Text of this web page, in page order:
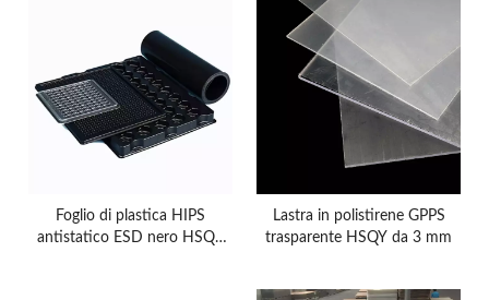
Foglio di plastica HIPS
antistatico ESD nero HSQY
Lastra in polistirene GPPS
trasparente HSQY da 3 mm